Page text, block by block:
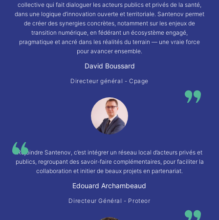
collective qui fait dialoguer les acteurs publics et privés de la santé,
dans une logique d’innovation ouverte et territoriale. Santenov permet
de créer des synergies concrètes, notamment sur les enjeux de
transition numérique, en fédérant un écosystème engagé,
pragmatique et ancré dans les réalités du terrain — une vraie force
pour avancer ensemble.
David Boussard
Directeur général - Cpage
Rejoindre Santenov, c’est intégrer un réseau local d’acteurs privés et
publics, regroupant des savoir-faire complémentaires, pour faciliter la
collaboration et initier de beaux projets en partenariat.
Edouard Archambeaud
Directeur Général - Proteor